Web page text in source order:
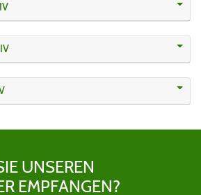
UNSEREN
EMPFANGEN?